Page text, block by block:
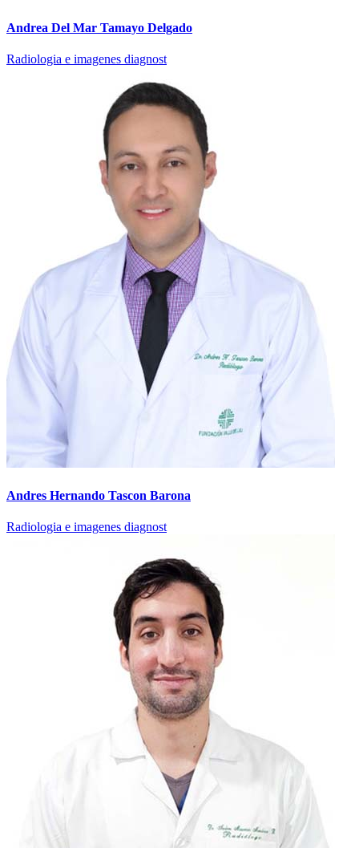
Andrea Del Mar Tamayo Delgado
Radiologia e imagenes diagnost
Andres Hernando Tascon Barona
Radiologia e imagenes diagnost